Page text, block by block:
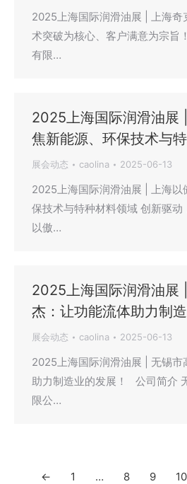
2025上海国际润滑油展 | 上海奇
术突破为核心、客户满意为宗
有限…
2025上海国际润滑油展
焦新能源、环保技术与
展会动态 caolina 2025-06-13
2025上海国际润滑油展 | 上海以
保技术与特种材料领域 创新驱
以傲…
2025上海国际润滑油展
杰：让功能流体助力制
展会动态 caolina 2025-06-13
2025上海国际润滑油展 | 无锡市
助力制造业的发展！ 公司简介
限公…
← 1 … 8 9 10